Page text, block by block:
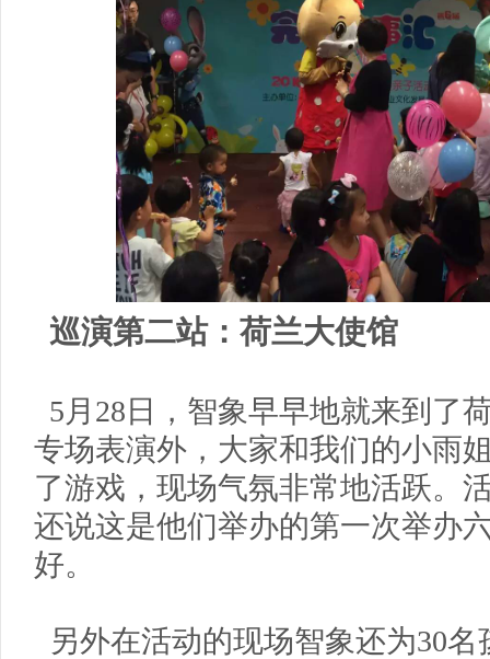
巡演第二站：荷兰大使馆
5月28日，智象早早地就来到了
专场表演外，大家和我们的小雨
了游戏，现场气氛非常地活跃。
还说这是他们举办的第一次举办
好。
另外在活动的现场智象还为30